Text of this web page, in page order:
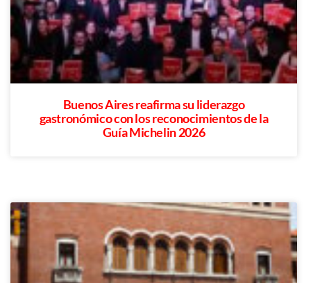
Buenos Aires reafirma su liderazgo
gastronómico con los reconocimientos de la
Guía Michelin 2026